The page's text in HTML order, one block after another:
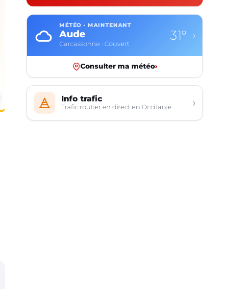
MÉTÉO · MAINTENANT
Aude
Carcassonne · Couvert
31° ›
Consulter ma météo›
Info trafic
Trafic routier en direct en Occitanie ›